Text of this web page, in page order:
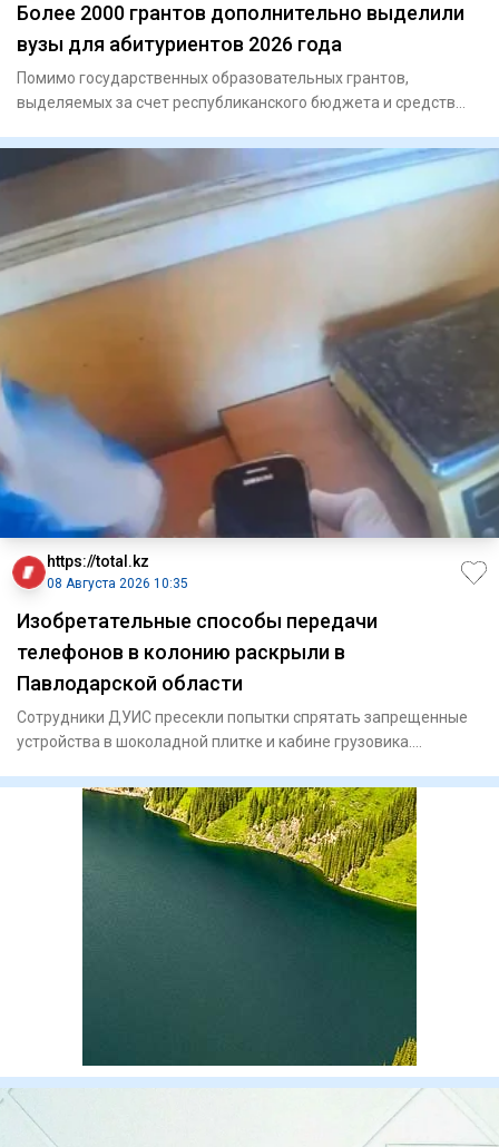
Более 2000 грантов дополнительно выделили
вузы для абитуриентов 2026 года
Помимо государственных образовательных грантов,
выделяемых за счет республиканского бюджета и средств
https://total.kz
08 Августа 2026 10:35
Изобретательные способы передачи
телефонов в колонию раскрыли в
Павлодарской области
Сотрудники ДУИС пресекли попытки спрятать запрещенные
устройства в шоколадной плитке и кабине грузовика.